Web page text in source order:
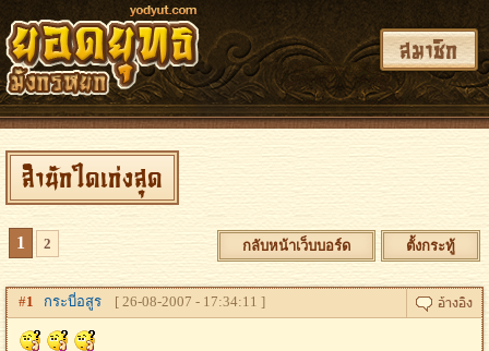
สมาชิก
สำนักใดเก่งสุด
1 2 กลับหน้าเว็บบอร์ด ตั้งกระทู้
#1 กระบี่อสูร [ 26-08-2007 - 17:34:11 ]